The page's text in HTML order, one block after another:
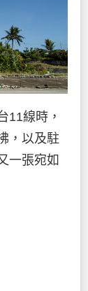
11線時，
，以及駐
一張宛如